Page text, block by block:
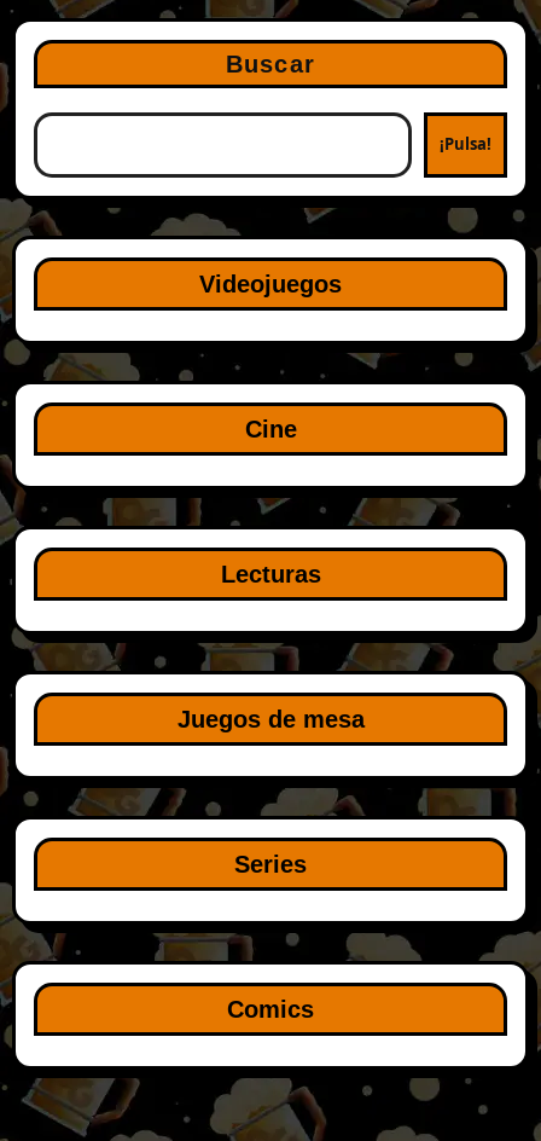
Buscar
¡Pulsa!
Videojuegos
Cine
Lecturas
Juegos de mesa
Series
Comics